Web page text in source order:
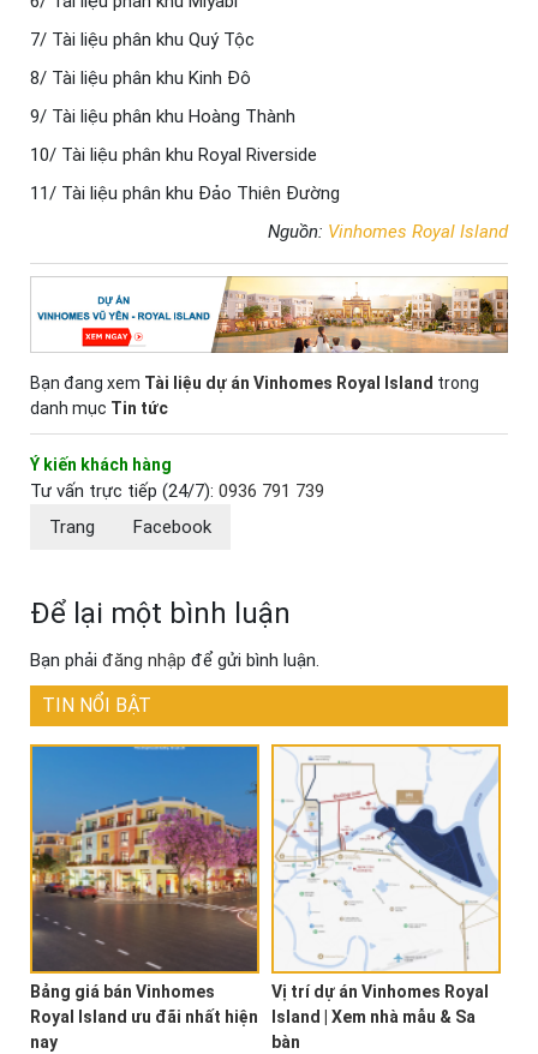
7/ Tài liệu phân khu Quý Tộc
8/ Tài liệu phân khu Kinh Đô
9/ Tài liệu phân khu Hoàng Thành
10/ Tài liệu phân khu Royal Riverside
11/ Tài liệu phân khu Đảo Thiên Đường
Nguồn: Vinhomes Royal Island
Bạn đang xem Tài liệu dự án Vinhomes Royal Island trong
danh mục Tin tức
Ý kiến khách hàng
Tư vấn trực tiếp (24/7): 0936 791 739
Trang
Facebook
Để lại một bình luận
Bạn phải đăng nhập để gửi bình luận.
TIN NỔI BẬT
Bảng giá bán Vinhomes
Royal Island ưu đãi nhất hiện
nay
Vị trí dự án Vinhomes Royal
Island | Xem nhà mẫu & Sa
bàn